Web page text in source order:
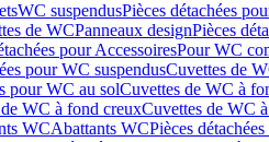
WC suspendusPièces détachées
de WCPanneaux designPièces
pour AccessoiresPour WC
pour WC suspendusCuvettes de
pour WC au solCuvettes de WC à
WC à fond creuxCuvettes de WC
WCAbattants WCPièces